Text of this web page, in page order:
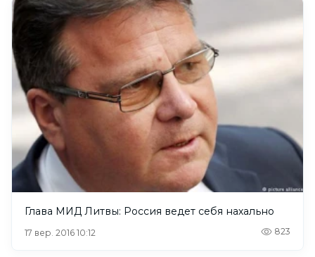
Глава МИД Литвы: Россия ведет себя нахально
17 вер. 2016 10:12 823